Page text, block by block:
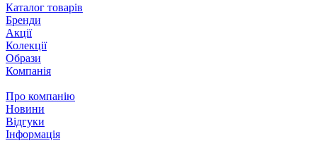
Каталог товарів
Бренди
Акції
Колекції
Образи
Компанія
Про компанію
Новини
Відгуки
Інформація